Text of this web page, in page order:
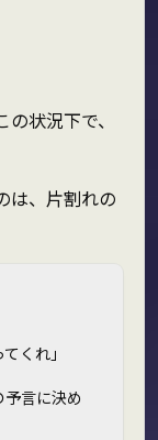
状況下で、
は、片割れの
くれ」
言に決め